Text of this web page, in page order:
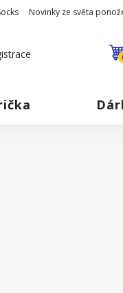
Novinky ze světa